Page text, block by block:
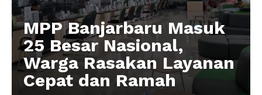
MPP Banjarbaru Masuk
25 Besar Nasional,
Warga Rasakan Layanan
Cepat dan Ramah